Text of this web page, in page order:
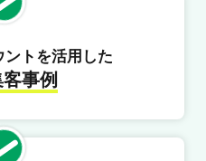
ントを活用した
事例